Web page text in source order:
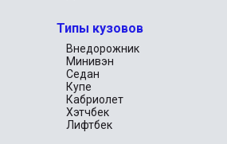
Типы кузовов
Внедорожник
Минивэн
Седан
Купе
Кабриолет
Хэтчбек
Лифтбек